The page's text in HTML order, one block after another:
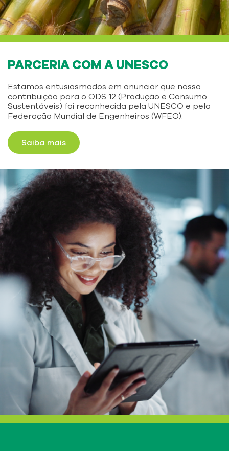
PARCERIA COM A UNESCO
Estamos entusiasmados em anunciar que nossa
contribuição para o ODS 12 (Produção e Consumo
Sustentáveis) foi reconhecida pela UNESCO e pela
Federação Mundial de Engenheiros (WFEO).
Saiba mais